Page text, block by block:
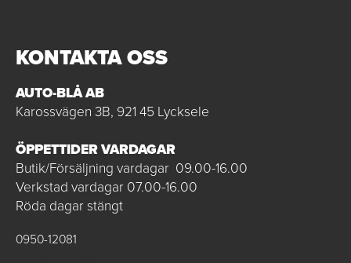
KONTAKTA OSS
AUTO-BLÅ AB
Karossvägen 3B, 921 45 Lycksele
ÖPPETTIDER VARDAGAR
Butik/Försäljning vardagar 09.00-16.00
Verkstad vardagar 07.00-16.00
Röda dagar stängt
0950-12081